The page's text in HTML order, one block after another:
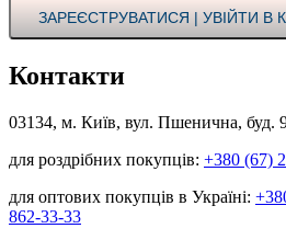
ЗАРЕЄСТРУВАТИСЯ | УВІЙТИ В
Контакти
03134, м. Київ, вул. Пшенична, буд.
для роздрібних покупців: +380 (67)
для оптових покупців в Україні:
862-33-33